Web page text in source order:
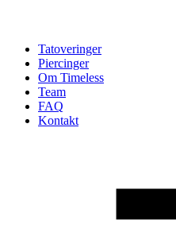
Tatoveringer
Piercinger
Om Timeless
Team
FAQ
Kontakt